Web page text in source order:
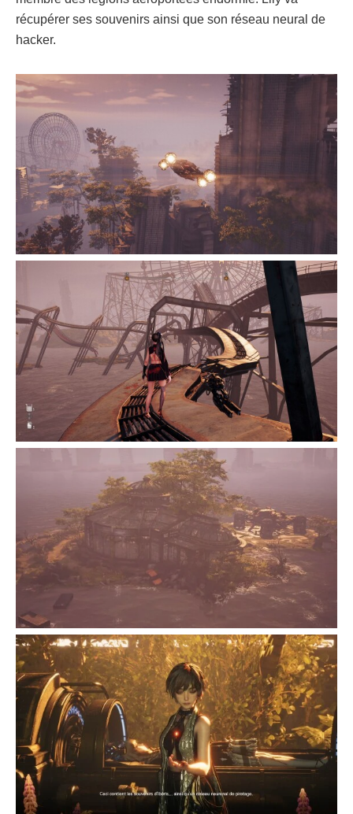
récupérer ses souvenirs ainsi que son réseau neural de
hacker.